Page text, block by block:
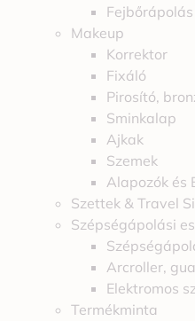
Fejbőrápolás
Makeup
Korrektor
Fixáló
Pirosító,
Sminkalap
Ajkak
Szemek
Alapozók és
Szettek & Travel
Szépségápolási
Arcroller,
Elektromos
Termékminta